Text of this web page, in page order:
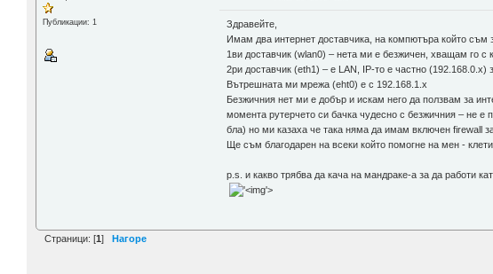
Публикации: 1
Здравейте,
Имам два интернет доставчика, на компютъра който
1ви доставчик (wlan0) – нета ми е безжичен, хващам го с
2ри доставчик (eth1) – е LAN, IP-то е частно (192.168.0.х)
Вътрешната ми мрежа (eht0) е с 192.168.1.х
Безжичния нет ми е добър и искам него да ползвам за
момента рутерчето си бачка чудесно с безжичния – не
бла) но ми казаха че така няма да имам включен firewall
Ще съм благодарен на всеки който помогне на мен -
p.s. и какво трябва да кача на мандраке-а за да работи
'>
Страници: [1] Нагоре